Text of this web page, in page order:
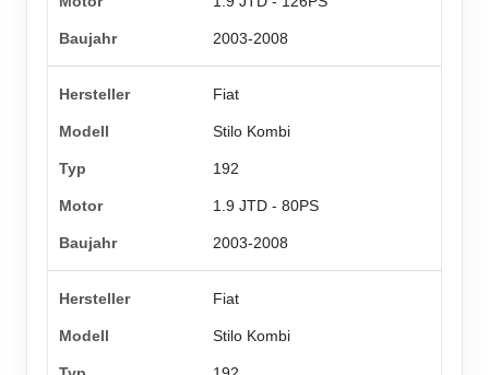
2003-2008
Fiat
Stilo Kombi
192
1.9 JTD - 80PS
2003-2008
Fiat
Stilo Kombi